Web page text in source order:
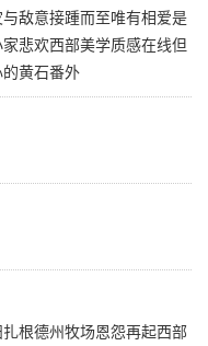
敌意接踵而至唯有相爱是
悲欢西部美学质感在线但
黄石番外
根德州牧场恩怨再起西部